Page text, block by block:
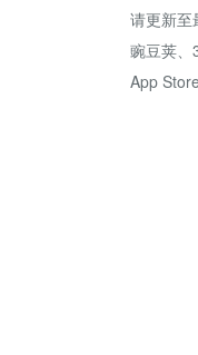
请更新至
豌豆荚、
App